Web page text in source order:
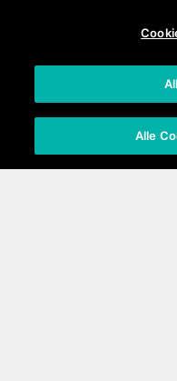
Für ein anderes
Alle